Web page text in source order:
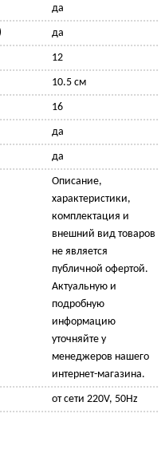
да
да
12
10.5 см
16
да
да
Описание,
характеристики,
комплектация и
внешний вид товаров
не является
публичной офертой.
Актуальную и
подробную
информацию
уточняйте у
менеджеров нашего
интернет-магазина.
от сети 220V, 50Hz